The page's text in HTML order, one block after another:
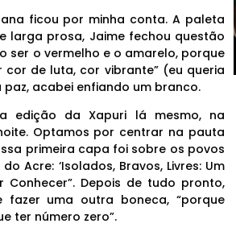
ficou por minha conta. A paleta
larga prosa, Jaime fechou questão
ser o vermelho e o amarelo, porque
cor de luta, cor vibrante” (eu queria
acabei enfiando um branco.
edição da Xapuri lá mesmo, na
Optamos por centrar na pauta
primeira capa foi sobre os povos
Acre: ‘Isolados, Bravos, Livres: Um
Conhecer”. Depois de tudo pronto,
fazer uma outra boneca, “porque
ter número zero”.